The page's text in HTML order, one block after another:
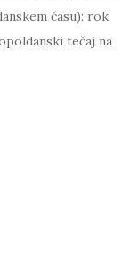
času): rok
tečaj na